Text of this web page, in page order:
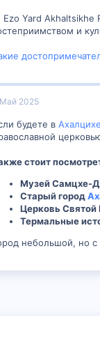
Ezo Yard
и
2025
будете в Ахалцихе
стоит
Музей Самцхе-
Старый город
Церковь Святой
Термальные
небольшой, но